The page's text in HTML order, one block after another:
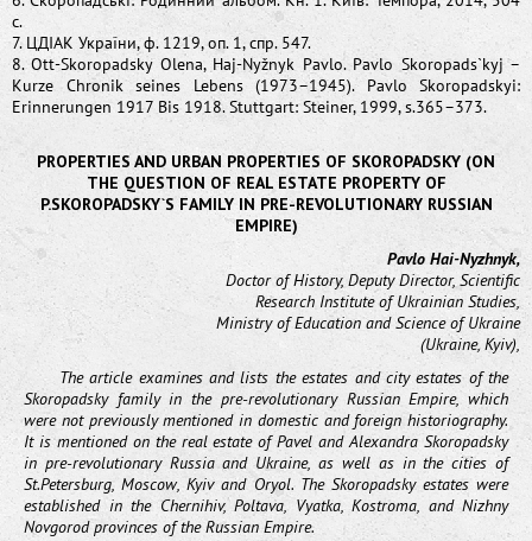
с.
7. ЦДІАК України, ф. 1219, оп. 1, спр. 547.
8. Ott-Skoropadsky Olena, Haj-Nyžnyk Pavlo. Pavlo Skoropads`kyj –
Kurze Chronik seines Lebens (1973–1945). Pavlo Skoropadskyi:
Erinnerungen 1917 Bis 1918. Stuttgart: Steiner, 1999, s.365–373.
PROPERTIES AND URBAN PROPERTIES OF SKOROPADSKY (ON
THE QUESTION OF REAL ESTATE PROPERTY OF
P.SKOROPADSKY`S FAMILY IN PRE-REVOLUTIONARY RUSSIAN
EMPIRE)
Pavlo Hai-Nyzhnyk,
Doctor of History, Deputy Director, Scientific
Research Institute of Ukrainian Studies,
Ministry of Education and Science of Ukraine
(Ukraine, Kyiv),
The article examines and lists the estates and city estates of the
Skoropadsky family in the pre-revolutionary Russian Empire, which
were not previously mentioned in domestic and foreign historiography.
It is mentioned on the real estate of Pavel and Alexandra Skoropadsky
in pre-revolutionary Russia and Ukraine, as well as in the cities of
St.Petersburg, Moscow, Kyiv and Oryol. The Skoropadsky estates were
established in the Chernihiv, Poltava, Vyatka, Kostroma, and Nizhny
Novgorod provinces of the Russian Empire.